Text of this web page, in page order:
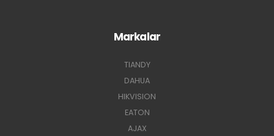
Markalar
TIANDY
DAHUA
HIKVISION
EATON
AJAX